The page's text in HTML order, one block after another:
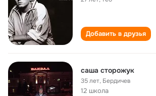
Добавить в друзья
саша сторожук
35 лет, Бердичев
12 школа